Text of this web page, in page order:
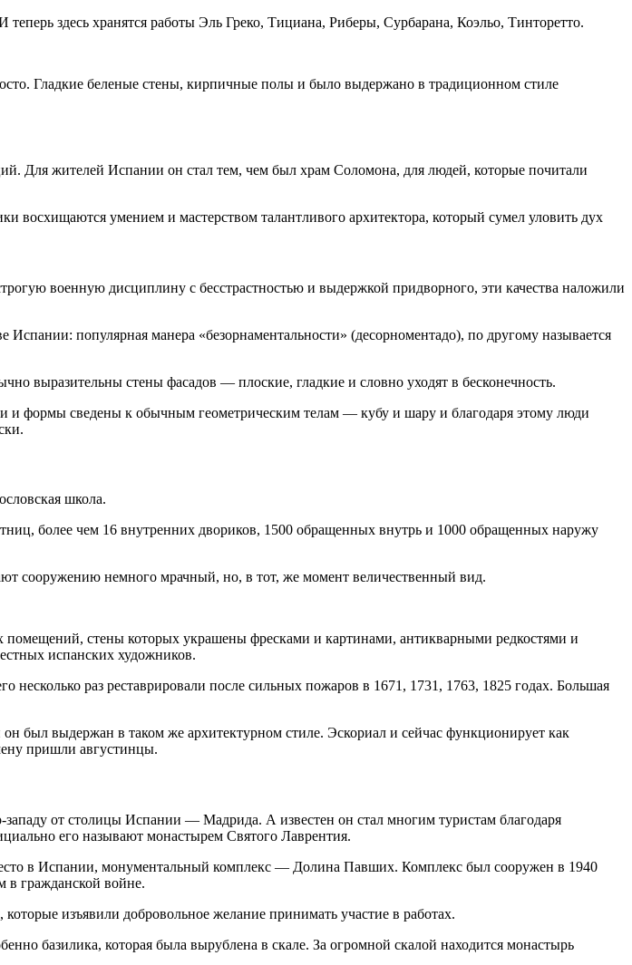
здесь хранятся работы Эль Греко, Тициана, Риберы, Сурбарана, Коэльо, Тинторетто.
Гладкие беленые стены, кирпичные полы и было выдержано в традиционном стиле
Для жителей Испании он стал тем, чем был храм Соломона, для людей, которые почитали
восхищаются умением и мастерством талантливого архитектора, который сумел уловить дух
военную дисциплину с бесстрастностью и выдержкой придворного, эти качества наложили
Испании: популярная манера «безорнаментальности» (десорноментадо), по другому называется
выразительны стены фасадов — плоские, гладкие и словно уходят в бесконечность.
и формы сведены к обычным геометрическим телам — кубу и шару и благодаря этому люди
школа.
более чем 16 внутренних двориков, 1500 обращенных внутрь и 1000 обращенных наружу
сооружению немного мрачный, но, в тот, же момент величественный вид.
стены которых украшены фресками и картинами, антикварными редкостями и
испанских художников.
раз реставрировали после сильных пожаров в 1671, 1731, 1763, 1825 годах. Большая
был выдержан в таком же архитектурном стиле. Эскориал и сейчас функционирует как
пришли августинцы.
от столицы Испании — Мадрида. А известен он стал многим туристам благодаря
его называют монастырем Святого Лаврентия.
в Испании, монументальный комплекс — Долина Павших. Комплекс был сооружен в 1940
в гражданской войне.
изъявили добровольное желание принимать участие в работах.
базилика, которая была вырублена в скале. За огромной скалой находится монастырь